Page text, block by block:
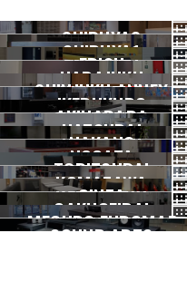
SHIBUYA3
渋谷3号
2026.07 OPEN
SHIBUYA1
渋谷1号
EBISU
恵比寿
HARAJUKU
原宿
SHINJUKU ANNEX
新宿ANNEX
IKEBUKURO
池袋
AKIHABARA
秋葉原
HATSUDAI
初台
NAKANO
中野
NOGATA
野方
TORITSUDAI
都立大
KOMAZAWA
駒沢
GINZA
銀座
GAKUGEIDAI
学芸大
MEGURO FUDOMAE
SOUND ARTS